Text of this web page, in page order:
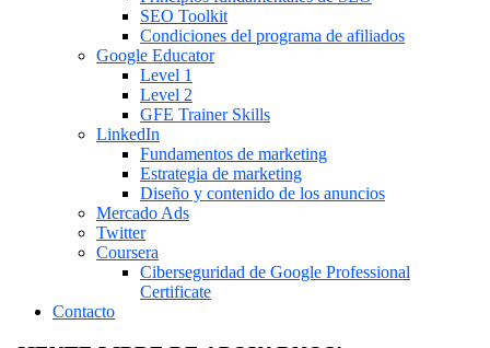
SEO Toolkit
Condiciones del programa de afiliados
Google Educator
Level 1
Level 2
GFE Trainer Skills
LinkedIn
Fundamentos de marketing
Estrategia de marketing
Diseño y contenido de los anuncios
Mercado Ads
Twitter
Coursera
Ciberseguridad de Google Professional
Certificate
Contacto